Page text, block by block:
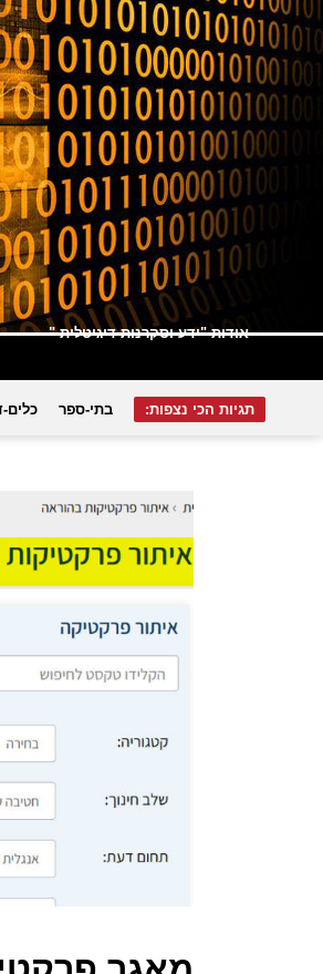
אודות "ידע וסקרנות דיגיטלית "
תגיות הכי נצפות: בתי-ספר כלים-